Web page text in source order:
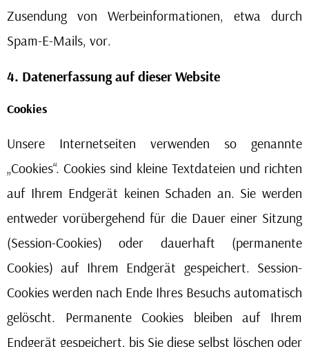
Zusendung von Werbeinformationen, etwa durch
Spam-E-Mails, vor.
4. Datenerfassung auf dieser Website
Cookies
Unsere Internetseiten verwenden so genannte
„Cookies“. Cookies sind kleine Textdateien und richten
auf Ihrem Endgerät keinen Schaden an. Sie werden
entweder vorübergehend für die Dauer einer Sitzung
(Session-Cookies) oder dauerhaft (permanente
Cookies) auf Ihrem Endgerät gespeichert. Session-
Cookies werden nach Ende Ihres Besuchs automatisch
gelöscht. Permanente Cookies bleiben auf Ihrem
Endgerät gespeichert, bis Sie diese selbst löschen oder